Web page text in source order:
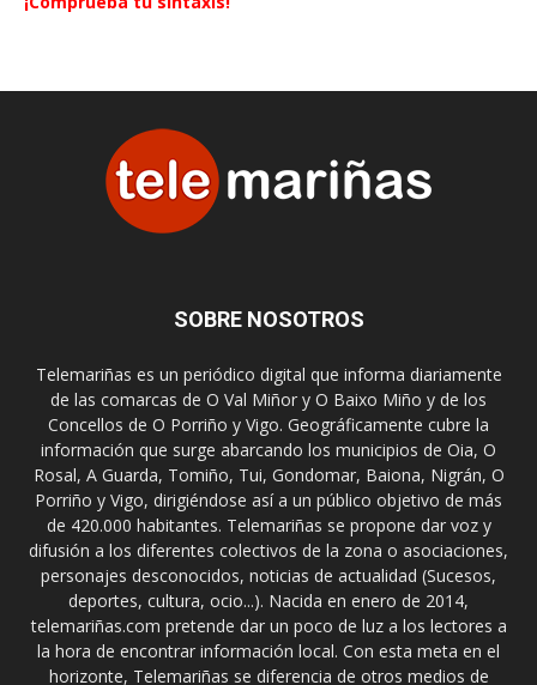
SOBRE NOSOTROS
Telemariñas es un periódico digital que informa diariamente
de las comarcas de O Val Miñor y O Baixo Miño y de los
Concellos de O Porriño y Vigo. Geográficamente cubre la
información que surge abarcando los municipios de Oia, O
Rosal, A Guarda, Tomiño, Tui, Gondomar, Baiona, Nigrán, O
Porriño y Vigo, dirigiéndose así a un público objetivo de más
de 420.000 habitantes. Telemariñas se propone dar voz y
difusión a los diferentes colectivos de la zona o asociaciones,
personajes desconocidos, noticias de actualidad (Sucesos,
deportes, cultura, ocio...). Nacida en enero de 2014,
telemariñas.com pretende dar un poco de luz a los lectores a
la hora de encontrar información local. Con esta meta en el
horizonte, Telemariñas se diferencia de otros medios de